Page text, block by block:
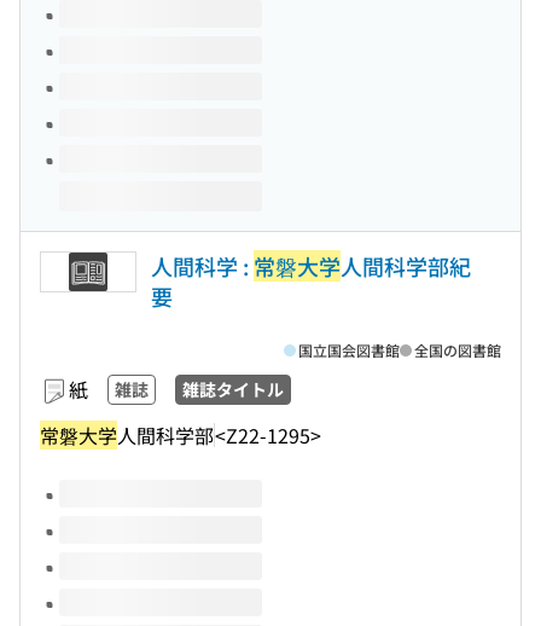
このタイトルの巻号
人間科学 : 常磐大学人間科学部紀
要
紙 雑誌 雑誌タイトル
常磐大学人間科学部<Z22-1295>
国立国会図書館 全国の図書館
このタイトルの巻号